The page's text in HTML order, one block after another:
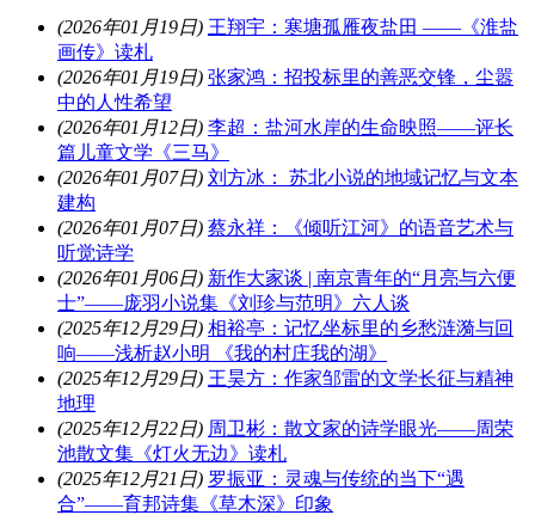
(2026年01月19日) 王翔宇：寒塘孤雁夜盐田 ——《淮盐
画传》读札
(2026年01月19日) 张家鸿：招投标里的善恶交锋，尘嚣
中的人性希望
(2026年01月12日) 李超：盐河水岸的生命映照——评长
篇儿童文学《三马》
(2026年01月07日) 刘方冰： 苏北小说的地域记忆与文本
建构
(2026年01月07日) 蔡永祥：《倾听江河》的语音艺术与
听觉诗学
(2026年01月06日) 新作大家谈 | 南京青年的“月亮与六便
士”——庞羽小说集《刘珍与范明》六人谈
(2025年12月29日) 相裕亭：记忆坐标里的乡愁涟漪与回
响——浅析赵小明 《我的村庄我的湖》
(2025年12月29日) 王昊方：作家邹雷的文学长征与精神
地理
(2025年12月22日) 周卫彬：散文家的诗学眼光——周荣
池散文集《灯火无边》读札
(2025年12月21日) 罗振亚：灵魂与传统的当下“遇
合”——育邦诗集《草木深》印象